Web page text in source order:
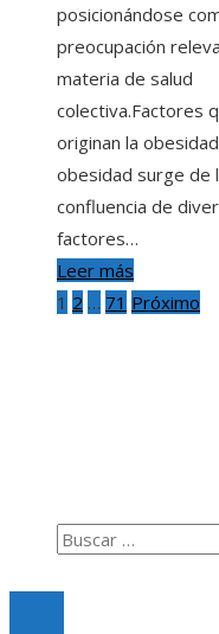
posicionándose
preocupación
materia de salud
colectiva.Factores
originan la
obesidad surge de
confluencia de
factores…
Leer más
1 2 … 71 Próximo
Buscar: